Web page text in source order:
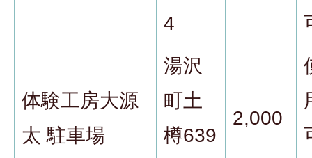
4
体験工房大源
太 駐車場
湯沢
町土
樽639
2,000